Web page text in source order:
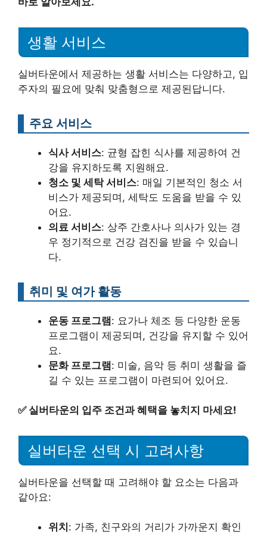
생활 서비스
실버타운에서 제공하는 생활 서비스는 다양하고, 입
주자의 필요에 맞춰 맞춤형으로 제공된답니다.
주요 서비스
식사 서비스: 균형 잡힌 식사를 제공하여 건
강을 유지하도록 지원해요.
청소 및 세탁 서비스: 매일 기본적인 청소 서
비스가 제공되며, 세탁도 도움을 받을 수 있
어요.
의료 서비스: 상주 간호사나 의사가 있는 경
우 정기적으로 건강 검진을 받을 수 있습니
다.
취미 및 여가 활동
운동 프로그램: 요가나 체조 등 다양한 운동
프로그램이 제공되며, 건강을 유지할 수 있어
요.
문화 프로그램: 미술, 음악 등 취미 생활을 즐
길 수 있는 프로그램이 마련되어 있어요.
✅ 실버타운의 입주 조건과 혜택을 놓치지 마세요!
실버타운 선택 시 고려사항
실버타운을 선택할 때 고려해야 할 요소는 다음과
같아요:
위치 : 가족, 친구와의 거리가 가까운지 확인